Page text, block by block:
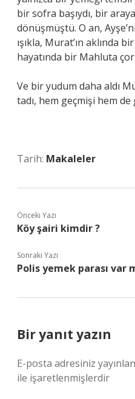
bir sofra başıydı, bir
dönüşmüştü. O an,
ışıkla, Murat’ın aklında
hayatında bir Mahluta
Ve bir yudum daha aldı
tadı, hem geçmişi hem de
Tarih: Makaleler
Önceki Yazı
Köy şairi kimdir ?
Sonraki Yazı
Polis yemek parası var
Bir yanıt yazın
E-posta adresiniz
ile işaretlenmişlerdir